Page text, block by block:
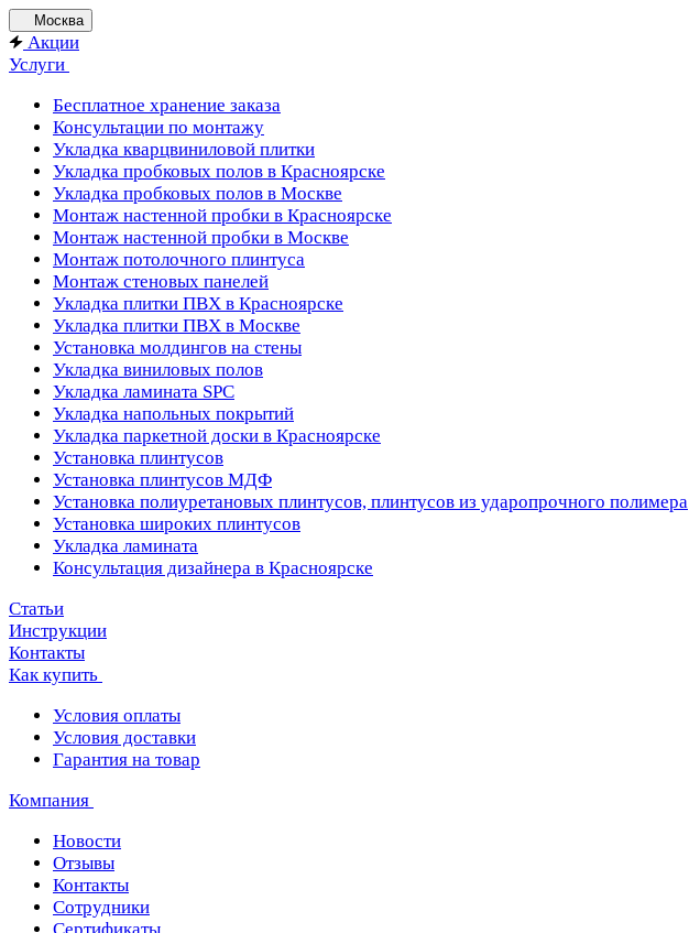
Москва
Акции
Услуги
Бесплатное хранение заказа
Консультации по монтажу
Укладка кварцвиниловой плитки
Укладка пробковых полов в Красноярске
Укладка пробковых полов в Москве
Монтаж настенной пробки в Красноярске
Монтаж настенной пробки в Москве
Монтаж потолочного плинтуса
Монтаж стеновых панелей
Укладка плитки ПВХ в Красноярске
Укладка плитки ПВХ в Москве
Установка молдингов на стены
Укладка виниловых полов
Укладка ламината SPC
Укладка напольных покрытий
Укладка паркетной доски в Красноярске
Установка плинтусов
Установка плинтусов МДФ
Установка полиуретановых плинтусов, плинтусов из ударопрочного полимера
Установка широких плинтусов
Укладка ламината
Консультация дизайнера в Красноярске
Статьи
Инструкции
Контакты
Как купить
Условия оплаты
Условия доставки
Гарантия на товар
Компания
Новости
Отзывы
Контакты
Сотрудники